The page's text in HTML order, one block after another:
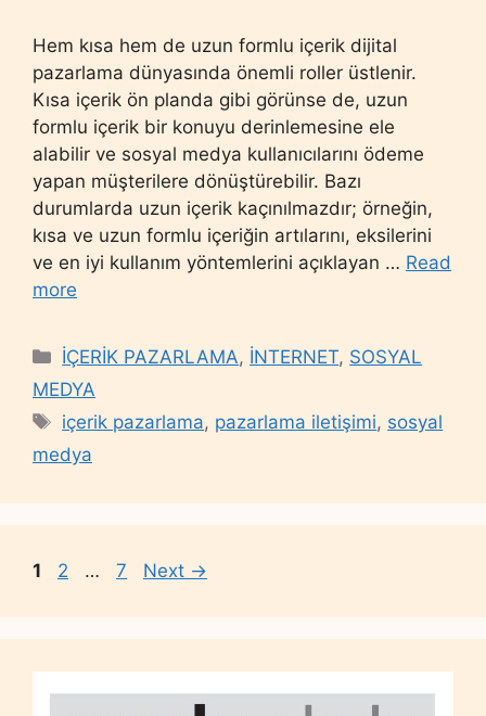
Hem kısa hem de uzun formlu içerik dijital
pazarlama dünyasında önemli roller üstlenir.
Kısa içerik ön planda gibi görünse de, uzun
formlu içerik bir konuyu derinlemesine ele
alabilir ve sosyal medya kullanıcılarını ödeme
yapan müşterilere dönüştürebilir. Bazı
durumlarda uzun içerik kaçınılmazdır; örneğin,
kısa ve uzun formlu içeriğin artılarını, eksilerini
ve en iyi kullanım yöntemlerini açıklayan … Read
more
Categories
İÇERİK PAZARLAMA, İNTERNET, SOSYAL
MEDYA
Tags
içerik pazarlama, pazarlama iletişimi, sosyal
medya
Page
1 Page
2 … Page
7 Next →